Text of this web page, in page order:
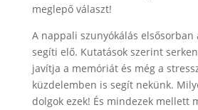
meglepő választ!
A nappali szunyókálás elsősorban
segíti elő. Kutatások szerint
javítja a memóriát és még a
küzdelemben is segít nekünk.
dolgok ezek! És mindezek mellett